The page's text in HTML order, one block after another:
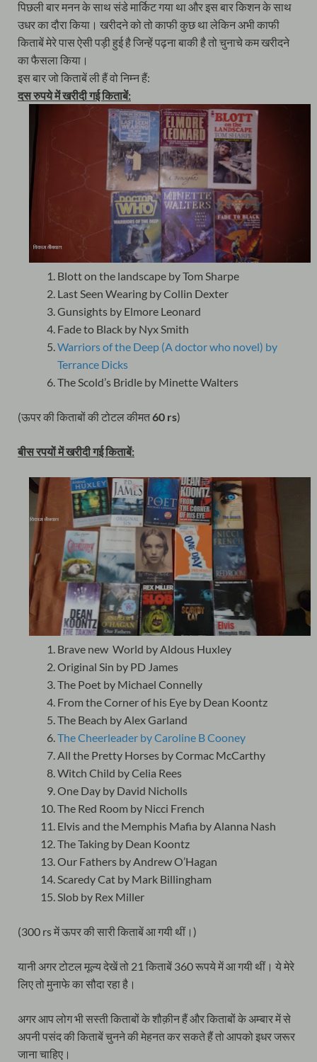
पिछली बार मनन के साथ संडे मार्किट गया था और इस बार किशन के साथ
उधर का दौरा किया। खरीदने को तो काफी कुछ था लेकिन अभी काफी
किताबें मेरे पास ऐसी पड़ी हुई है जिन्हें पढ़ना बाकी है तो चुनाचे कम खरीदने
का फैसला किया।
इस बार जो किताबें ली हैं वो निम्न हैं:
दस रुपये में खरीदी गई किताबें:
Blott on the landscape by Tom Sharpe
Last Seen Wearing by Collin Dexter
Gunsights by Elmore Leonard
Fade to Black by Nyx Smith
Warriors of the Deep (A doctor who novel) by
Terrance Dicks
The Scold’s Bridle by Minette Walters
(ऊपर की किताबों की टोटल कीमत60 rs)
बीस रपयों में खरीदी गई किताबें:
Brave new World by Aldous Huxley
Original Sin by PD James
The Poet by Michael Connelly
From the Corner of his Eye by Dean Koontz
The Beach by Alex Garland
The Cheerleader by Caroline B Cooney
All the Pretty Horses by Cormac McCarthy
Witch Child by Celia Rees
One Day by David Nicholls
The Red Room by Nicci French
Elvis and the Memphis Mafia by Alanna Nash
The Taking by Dean Koontz
Our Fathers by Andrew O’Hagan
Scaredy Cat by Mark Billingham
Slob by Rex Miller
(300 rs में ऊपर की सारी किताबें आ गयी थीं।)
यानी अगर टोटल मूल्य देखें तो 21 किताबें 360 रूपये में आ गयी थीं। ये मेरे
लिए तो मुनाफे का सौदा रहा है।
अगर आप लोग भी सस्ती किताबों के शौक़ीन हैं और किताबों के अम्बार में से
अपनी पसंद की किताबें चुनने की मेहनत कर सकते हैं तो आपको इधर जरूर
जाना चाहिए।